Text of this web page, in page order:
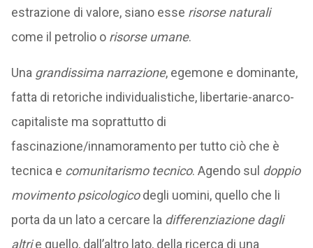
estrazione di valore, siano esse risorse naturali
come il petrolio o risorse umane.
Una grandissima narrazione, egemone e dominante,
fatta di retoriche individualistiche, libertarie-anarco-
capitaliste ma soprattutto di
fascinazione/innamoramento per tutto ciò che è
tecnica e comunitarismo tecnico. Agendo sul doppio
movimento psicologicodegli uomini, quello che li
porta da un lato a cercare la differenziazione dagli
altrie quello, dall’altro lato, della ricerca di una